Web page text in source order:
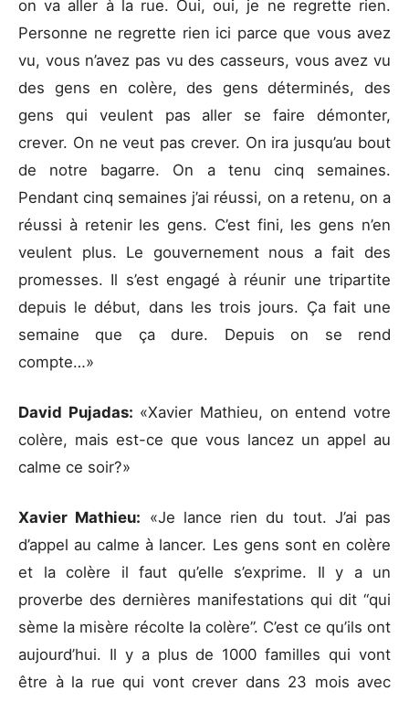
on va aller à la rue. Oui, oui, je ne regrette rien.
Personne ne regrette rien ici parce que vous avez
vu, vous n’avez pas vu des casseurs, vous avez vu
des gens en colère, des gens déterminés, des
gens qui veulent pas aller se faire démonter,
crever. On ne veut pas crever. On ira jusqu’au bout
de notre bagarre. On a tenu cinq semaines.
Pendant cinq semaines j’ai réussi, on a retenu, on a
réussi à retenir les gens. C’est fini, les gens n’en
veulent plus. Le gouvernement nous a fait des
promesses. Il s’est engagé à réunir une tripartite
depuis le début, dans les trois jours. Ça fait une
semaine que ça dure. Depuis on se rend
compte…»
David Pujadas: «Xavier Mathieu, on entend votre
colère, mais est-ce que vous lancez un appel au
calme ce soir?»
Xavier Mathieu: «Je lance rien du tout. J’ai pas
d’appel au calme à lancer. Les gens sont en colère
et la colère il faut qu’elle s’exprime. Il y a un
proverbe des dernières manifestations qui dit “qui
sème la misère récolte la colère”. C’est ce qu’ils ont
aujourd’hui. Il y a plus de 1000 familles qui vont
être à la rue qui vont crever dans 23 mois avec